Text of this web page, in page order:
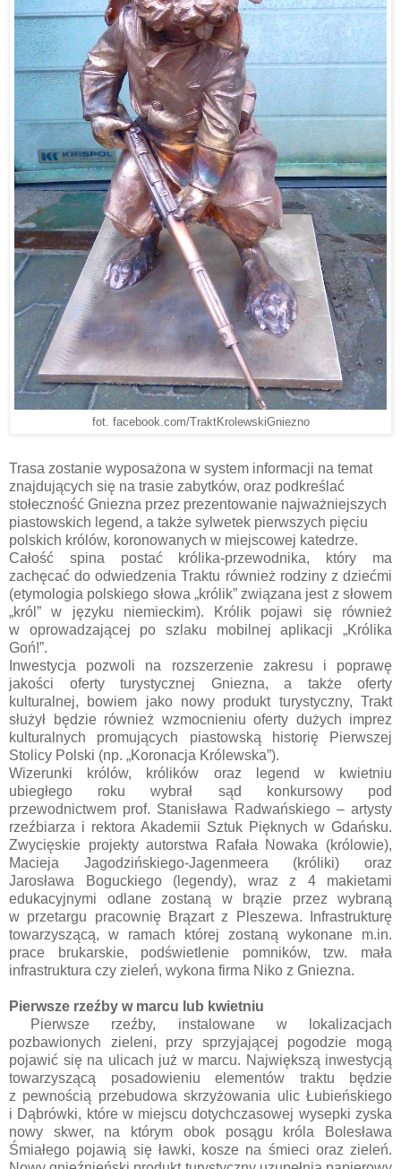
fot. facebook.com/TraktKrolewskiGniezno
Trasa zostanie wyposażona w system informacji na temat
znajdujących się na trasie zabytków, oraz podkreślać
stołeczność Gniezna przez prezentowanie najważniejszych
piastowskich legend, a także sylwetek pierwszych pięciu
polskich królów, koronowanych w miejscowej katedrze.
Całość spina postać królika-przewodnika, który ma
zachęcać do odwiedzenia Traktu również rodziny z dziećmi
(etymologia polskiego słowa „królik” związana jest z słowem
„król” w języku niemieckim). Królik pojawi się również
w oprowadzającej po szlaku mobilnej aplikacji „Królika
Goń!”.
Inwestycja pozwoli na rozszerzenie zakresu i poprawę
jakości oferty turystycznej Gniezna, a także oferty
kulturalnej, bowiem jako nowy produkt turystyczny, Trakt
służył będzie również wzmocnieniu oferty dużych imprez
kulturalnych promujących piastowską historię Pierwszej
Stolicy Polski (np. „Koronacja Królewska”).
Wizerunki królów, królików oraz legend w kwietniu
ubiegłego roku wybrał sąd konkursowy pod
przewodnictwem prof. Stanisława Radwańskiego – artysty
rzeźbiarza i rektora Akademii Sztuk Pięknych w Gdańsku.
Zwycięskie projekty autorstwa Rafała Nowaka (królowie),
Macieja Jagodzińskiego-Jagenmeera (króliki) oraz
Jarosława Boguckiego (legendy), wraz z 4 makietami
edukacyjnymi odlane zostaną w brązie przez wybraną
w przetargu pracownię Brązart z Pleszewa. Infrastrukturę
towarzyszącą, w ramach której zostaną wykonane m.in.
prace brukarskie, podświetlenie pomników, tzw. mała
infrastruktura czy zieleń, wykona firma Niko z Gniezna.
Pierwsze rzeźby w marcu lub kwietniu
Pierwsze rzeźby, instalowane w lokalizacjach
pozbawionych zieleni, przy sprzyjającej pogodzie mogą
pojawić się na ulicach już w marcu. Największą inwestycją
towarzyszącą posadowieniu elementów traktu będzie
z pewnością przebudowa skrzyżowania ulic Łubieńskiego
i Dąbrówki, które w miejscu dotychczasowej wysepki zyska
nowy skwer, na którym obok posągu króla Bolesława
Śmiałego pojawią się ławki, kosze na śmieci oraz zieleń.